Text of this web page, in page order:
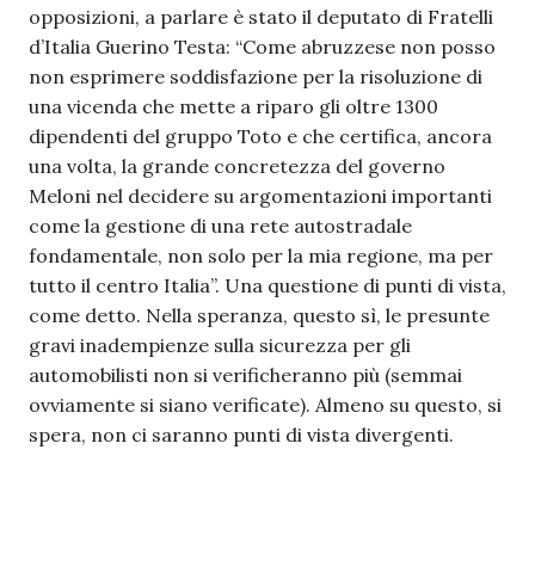
opposizioni, a parlare è stato il deputato di Fratelli
d’Italia Guerino Testa: “Come abruzzese non posso
non esprimere soddisfazione per la risoluzione di
una vicenda che mette a riparo gli oltre 1300
dipendenti del gruppo Toto e che certifica, ancora
una volta, la grande concretezza del governo
Meloni nel decidere su argomentazioni importanti
come la gestione di una rete autostradale
fondamentale, non solo per la mia regione, ma per
tutto il centro Italia”. Una questione di punti di vista,
come detto. Nella speranza, questo sì, le presunte
gravi inadempienze sulla sicurezza per gli
automobilisti non si verificheranno più (semmai
ovviamente si siano verificate). Almeno su questo, si
spera, non ci saranno punti di vista divergenti.